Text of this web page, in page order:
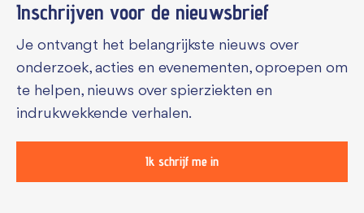
Inschrijven voor de nieuwsbrief
Je ontvangt het belangrijkste nieuws over
onderzoek, acties en evenementen, oproepen om
te helpen, nieuws over spierziekten en
indrukwekkende verhalen.
Ik schrijf me in